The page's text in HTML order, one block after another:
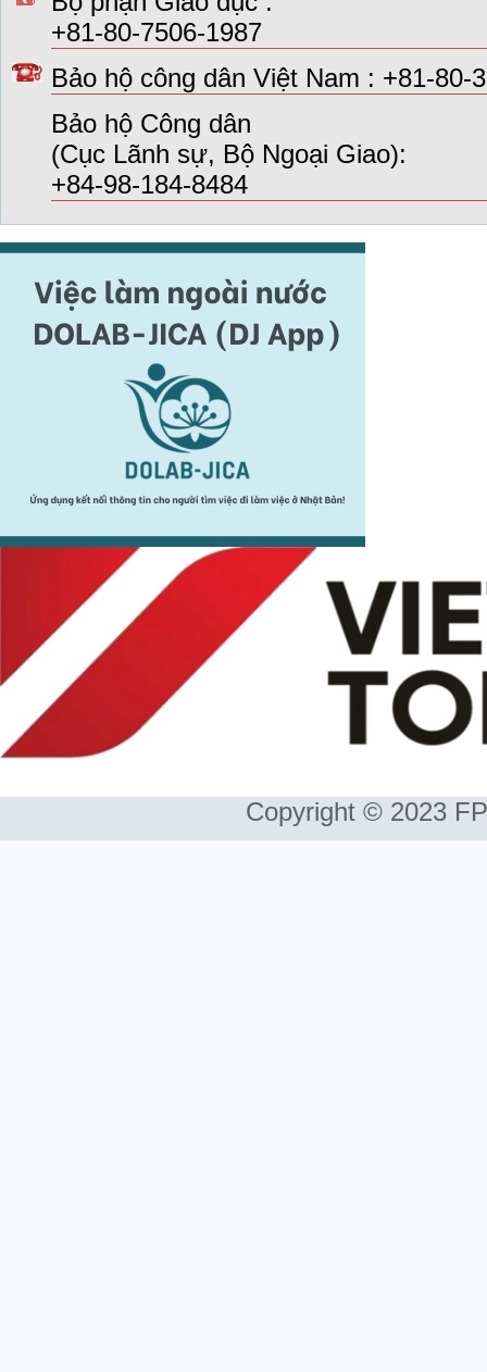
+81-80-7506-1987
Bảo hộ công dân Việt Nam : +81-80-
Bảo hộ Công dân
(Cục Lãnh sự, Bộ Ngoại Giao):
+84-98-184-8484
Copyright © 2023